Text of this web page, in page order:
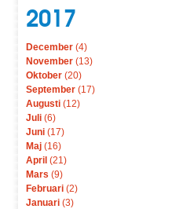
2017
December (4)
November (13)
Oktober (20)
September (17)
Augusti (12)
Juli (6)
Juni (17)
Maj (16)
April (21)
Mars (9)
Februari (2)
Januari (3)